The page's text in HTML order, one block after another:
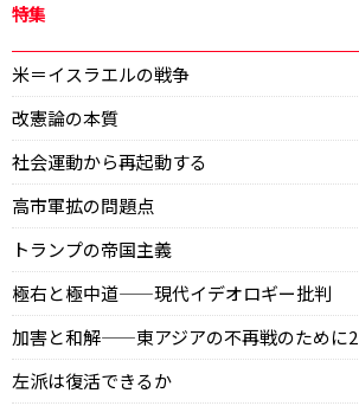
特集
米＝イスラエルの戦争
改憲論の本質
社会運動から再起動する
高市軍拡の問題点
トランプの帝国主義
極右と極中道——現代イデオロギー批判
加害と和解——東アジアの不再戦のために2
左派は復活できるか